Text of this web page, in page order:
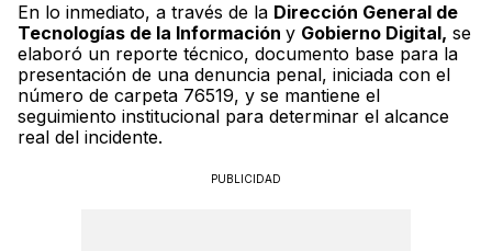
En lo inmediato, a través de la Dirección General de
Tecnologías de la Información y Gobierno Digital, se
elaboró un reporte técnico, documento base para la
presentación de una denuncia penal, iniciada con el
número de carpeta 76519, y se mantiene el
seguimiento institucional para determinar el alcance
real del incidente.
PUBLICIDAD